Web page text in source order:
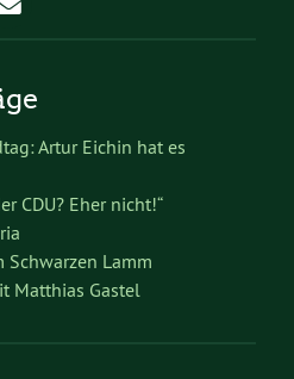
Artur Eichin hat es
CDU? Eher nicht!“
Schwarzen Lamm
Matthias Gastel